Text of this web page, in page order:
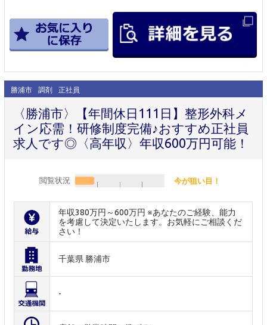
勝浦市 調剤 正社員
〈勝浦市〉【年間休日111日】整形外科メ
イン応需！研修制度完備♪おすすめ正社員
求人です◎〈高年収〉年収600万円可能！
閲覧状況 今が狙い目！
年収380万円～600万円 ※あなたのご経験、能力
を考慮して決定いたします。お気軽にご相談くだ
さい！
千葉県 勝浦市
-